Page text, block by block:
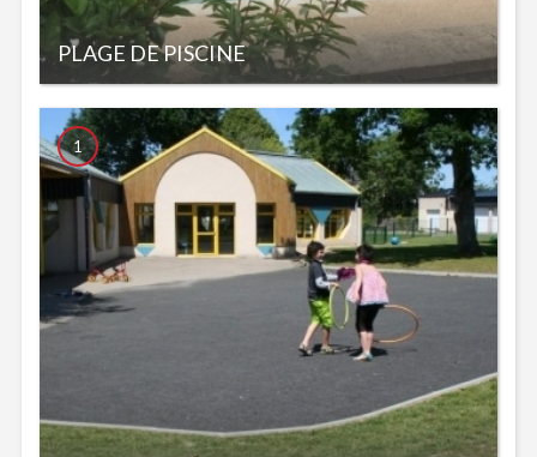
PLAGE DE PISCINE
1